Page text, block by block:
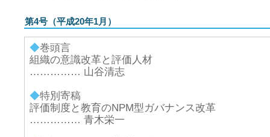
第4号（平成20年1月）
◆巻頭言
組織の意識改革と評価人材
…………… 山谷清志
◆特別寄稿
評価制度と教育のNPM型ガバナンス改革
…………… 青木栄一